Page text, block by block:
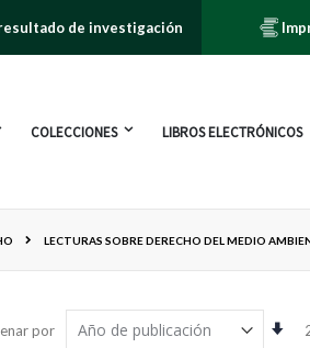
de investigación
COLECCIONES LIBROS ELECTRÓNICOS
LECTURAS SOBRE DERECHO DEL MEDIO
por